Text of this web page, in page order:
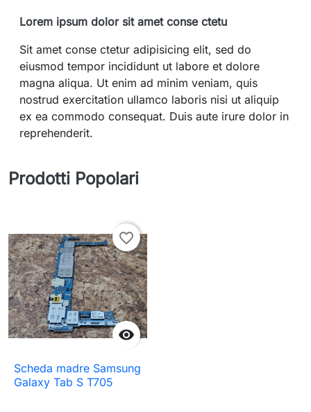
Lorem ipsum dolor sit amet conse ctetu
Sit amet conse ctetur adipisicing elit, sed do
eiusmod tempor incididunt ut labore et dolore
magna aliqua. Ut enim ad minim veniam, quis
nostrud exercitation ullamco laboris nisi ut aliquip
ex ea commodo consequat. Duis aute irure dolor in
reprehenderit.
Prodotti Popolari

favorite_border
Scheda madre Samsung
Galaxy Tab S T705